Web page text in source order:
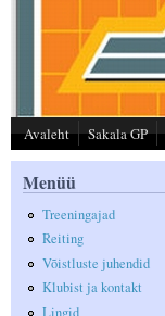
Avaleht Sakala GP
Menüü
Treeningajad
Reiting
Võistluste juhendid
Klubist ja kontakt
Lingid